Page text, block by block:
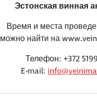
Эстонская винная
Время и места
можно найти на
Телефон: +372
E-mail: